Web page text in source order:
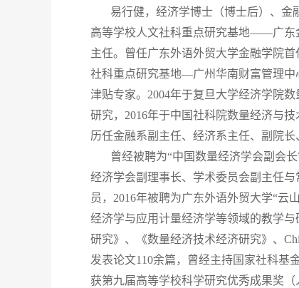
易行健，经济学博士（博士后）、
高等学校人文社科重点研究基地——广东
主任。曾任广东外语外贸大学金融学院
社科重点研究基地—广州华南财富管理中
津贴专家。2004年于复旦大学经济学院
研究，2016年于中国社科院数量经济与
历任金融系副主任、经济系主任、副院
曾经被聘为“中国数量经济学会副会
经济学会副理事长、学术委员会副主任
员，2016年被聘为广东外语外贸大学“
经济学与应用计量经济学等领域的教学
研究》、《数量经济技术经济研究》、
发表论文110余篇，曾经主持国家社科基
获第九届高等学校科学研究优秀成果奖